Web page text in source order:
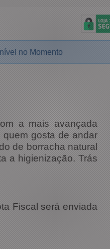
no Momento
a mais avançada
quem gosta de andar
de borracha natural
a higienização. Trás
Fiscal será enviada